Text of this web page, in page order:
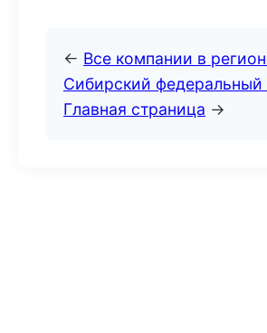
← Все компании в
Сибирский федеральный
Главная страница →